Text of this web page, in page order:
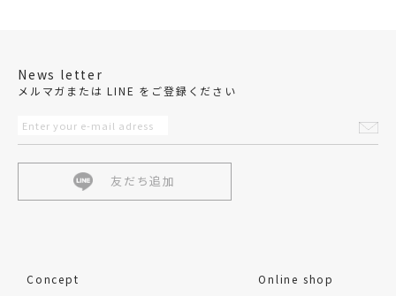
Concept Online shop
News letter
メルマガまたは LINE をご登録ください
友だち追加